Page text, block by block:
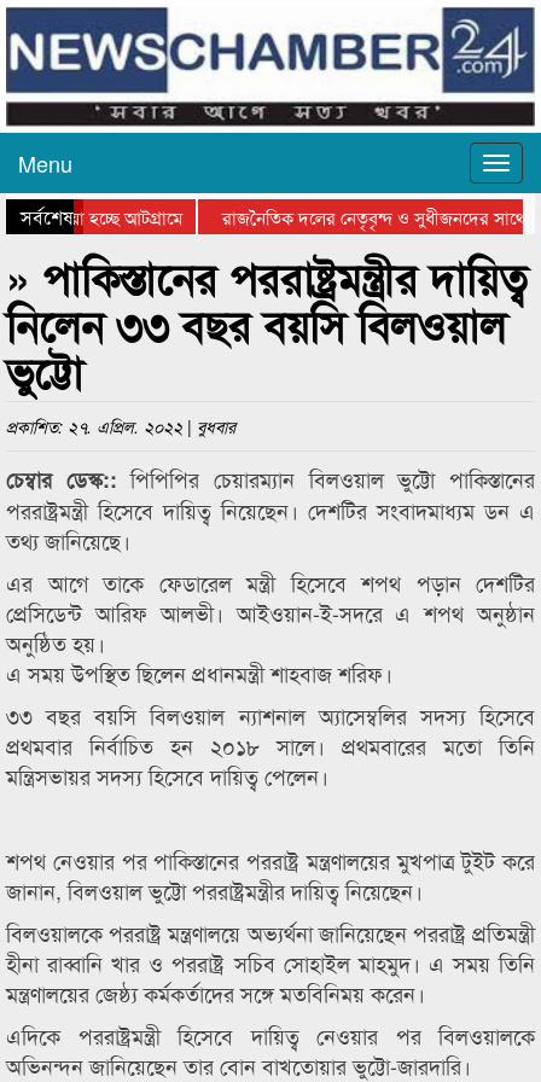
Menu
সর্বশেষ
যাওয়া হচ্ছে আটগ্রামে
রাজনৈতিক দলের নেতৃবৃন্দ ও সুধীজনদের সাথে
পুরস্কার বিতরণ সম্পন্ন
সিলেটে বাংলাদেশ গ্রুপ থিয়েটার
» পাকিস্তানের পররাষ্ট্রমন্ত্রীর দায়িত্ব
নিলেন ৩৩ বছর বয়সি বিলওয়াল
ভুট্টো
প্রকাশিত: ২৭. এপ্রিল. ২০২২ | বুধবার
চেম্বার ডেস্ক::পিপিপির চেয়ারম্যান বিলওয়াল ভুট্টো পাকিস্তানের
পররাষ্ট্রমন্ত্রী হিসেবে দায়িত্ব নিয়েছেন। দেশটির সংবাদমাধ্যম ডন এ
তথ্য জানিয়েছে।
এর আগে তাকে ফেডারেল মন্ত্রী হিসেবে শপথ পড়ান দেশটির
প্রেসিডেন্ট আরিফ আলভী। আইওয়ান-ই-সদরে এ শপথ অনুষ্ঠান
অনুষ্ঠিত হয়।
এ সময় উপস্থিত ছিলেন প্রধানমন্ত্রী শাহবাজ শরিফ।
৩৩ বছর বয়সি বিলওয়াল ন্যাশনাল অ্যাসেম্বলির সদস্য হিসেবে
প্রথমবার নির্বাচিত হন ২০১৮ সালে। প্রথমবারের মতো তিনি
মন্ত্রিসভায়র সদস্য হিসেবে দায়িত্ব পেলেন।
শপথ নেওয়ার পর পাকিস্তানের পররাষ্ট্র মন্ত্রণালয়ের মুখপাত্র টুইট করে
জানান, বিলওয়াল ভুট্টো পররাষ্ট্রমন্ত্রীর দায়িত্ব নিয়েছেন।
বিলওয়ালকে পররাষ্ট্র মন্ত্রণালয়ে অভ্যর্থনা জানিয়েছেন পররাষ্ট্র প্রতিমন্ত্রী
হীনা রাব্বানি খার ও পররাষ্ট্র সচিব সোহাইল মাহমুদ। এ সময় তিনি
মন্ত্রণালয়ের জেষ্ঠ্য কর্মকর্তাদের সঙ্গে মতবিনিময় করেন।
এদিকে পররাষ্ট্রমন্ত্রী হিসেবে দায়িত্ব নেওয়ার পর বিলওয়ালকে
অভিনন্দন জানিয়েছেন তার বোন বাখতোয়ার ভুট্টো-জারদারি।